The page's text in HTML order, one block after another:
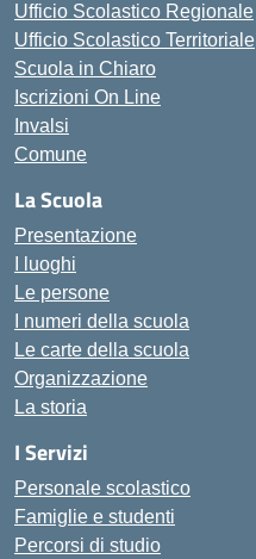
Ufficio Scolastico Regionale
Ufficio Scolastico Territoriale
Scuola in Chiaro
Iscrizioni On Line
Invalsi
Comune
La Scuola
Presentazione
I luoghi
Le persone
I numeri della scuola
Le carte della scuola
Organizzazione
La storia
I Servizi
Personale scolastico
Famiglie e studenti
Percorsi di studio